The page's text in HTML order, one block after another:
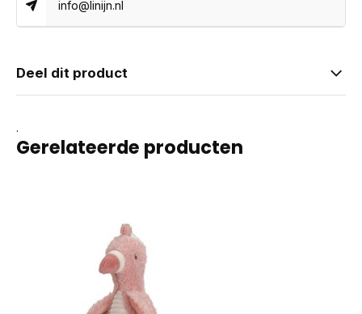
info@linijn.nl
Deel dit product
.
Gerelateerde producten